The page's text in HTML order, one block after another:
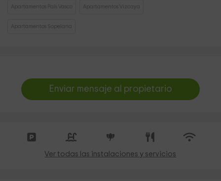
Apartamentos País Vasco Apartamentos Vizcaya
Apartamentos Sopelana
Enviar mensaje al propietario
Ver todas las instalaciones y servicios